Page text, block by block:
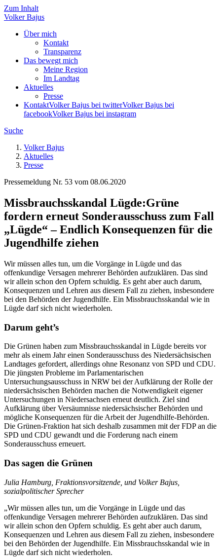
Zum Inhalt
VolkerBajus
Über mich
Kontakt
Transparenz
Das bewegt mich
Meine Region
Im Landtag
Aktuelles
Presse
KontaktVolker Bajus bei twitterVolker Bajus bei
facebookVolker Bajus bei instagram
Suche
Volker Bajus
Aktuelles
Presse
Pressemeldung Nr. 53 vom 08.06.2020
Missbrauchsskandal Lügde:Grüne
fordern erneut Sonderausschuss zum Fall
„Lügde“ – Endlich Konsequenzen für die
Jugendhilfe ziehen
Wir müssen alles tun, um die Vorgänge in Lügde und das
offenkundige Versagen mehrerer Behörden aufzuklären. Das sind
wir allein schon den Opfern schuldig. Es geht aber auch darum,
Konsequenzen und Lehren aus diesem Fall zu ziehen, insbesondere
bei den Behörden der Jugendhilfe. Ein Missbrauchsskandal wie in
Lügde darf sich nicht wiederholen.
Darum geht’s
Die Grünen haben zum Missbrauchsskandal in Lügde bereits vor
mehr als einem Jahr einen Sonderausschuss des Niedersächsischen
Landtages gefordert, allerdings ohne Resonanz von SPD und CDU.
Die jüngsten Probleme im Parlamentarischen
Untersuchungsausschuss in NRW bei der Aufklärung der Rolle der
niedersächsischen Behörden machen die Notwendigkeit eigener
Untersuchungen in Niedersachsen erneut deutlich. Ziel sind
Aufklärung über Versäumnisse niedersächsischer Behörden und
mögliche Konsequenzen für die Arbeit der Jugendhilfe-Behörden.
Die Grünen-Fraktion hat sich deshalb zusammen mit der FDP an die
SPD und CDU gewandt und die Forderung nach einem
Sonderausschuss erneuert.
Das sagen die Grünen
Julia Hamburg, Fraktionsvorsitzende, und Volker Bajus,
sozialpolitischer Sprecher
„Wir müssen alles tun, um die Vorgänge in Lügde und das
offenkundige Versagen mehrerer Behörden aufzuklären. Das sind
wir allein schon den Opfern schuldig. Es geht aber auch darum,
Konsequenzen und Lehren aus diesem Fall zu ziehen, insbesondere
bei den Behörden der Jugendhilfe. Ein Missbrauchsskandal wie in
Lügde darf sich nicht wiederholen.